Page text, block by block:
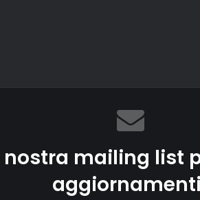
mailing list